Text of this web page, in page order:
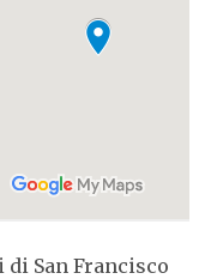
di San Francisco